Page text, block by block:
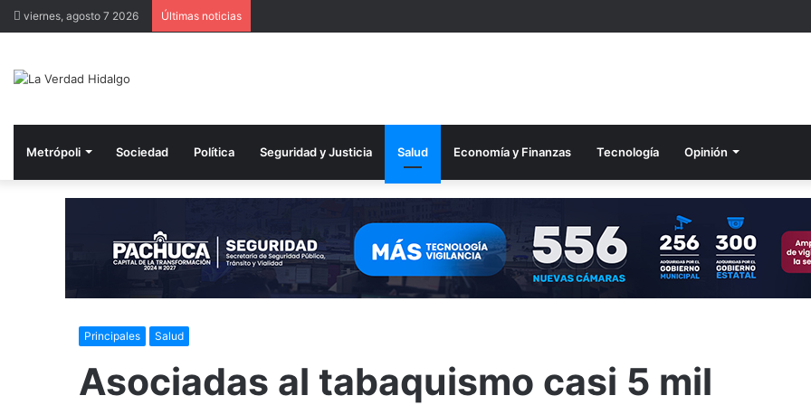
viernes, agosto 7 2026 Últimas noticias
Metrópoli Sociedad Política Seguridad y Justicia Salud Economía y Finanzas Tecnología Opinión
Principales Salud
Asociadas al tabaquismo casi 5 mil